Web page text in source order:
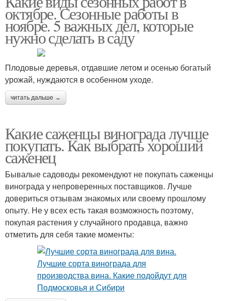
октябре. Сезонные работы в
ноябре. 5 важных дел, которые
нужно сделать в саду
Плодовые деревья, отдавшие летом и осенью богатый
урожай, нуждаются в особенном уходе.
читать дальше →
Какие саженцы винограда лучше
покупать. Как выбрать хороший
саженец
Бывалые садоводы рекомендуют не покупать саженцы
винограда у непроверенных поставщиков. Лучше
довериться отзывам знакомых или своему прошлому
опыту. Не у всех есть такая возможность поэтому,
покупая растения у случайного продавца, важно
отметить для себя такие моменты: